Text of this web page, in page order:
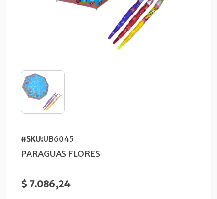
#SKU:UB6045
PARAGUAS FLORES
$ 7.086,24